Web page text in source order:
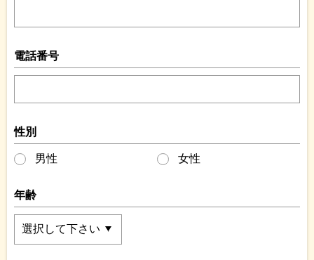
電話番号
性別
男性 女性
年齢